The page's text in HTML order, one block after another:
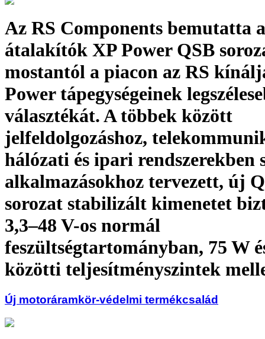
Az RS Components bemutatta
átalakítók XP Power QSB
mostantól a piacon az RS
Power tápegységeinek
választékát. A többek között
jelfeldolgozáshoz,
hálózati és ipari rendszerekben
alkalmazásokhoz tervezett, új
sorozat stabilizált kimenetet
3,3–48 V-os normál
feszültségtartományban, 75 W
közötti teljesítményszintek
Új motoráramkör-védelmi termékcsalád